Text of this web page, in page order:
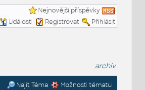
Nejnovější příspěvky
Události Registrovat Přihlásit
archiv
Najít Téma Možnosti tématu